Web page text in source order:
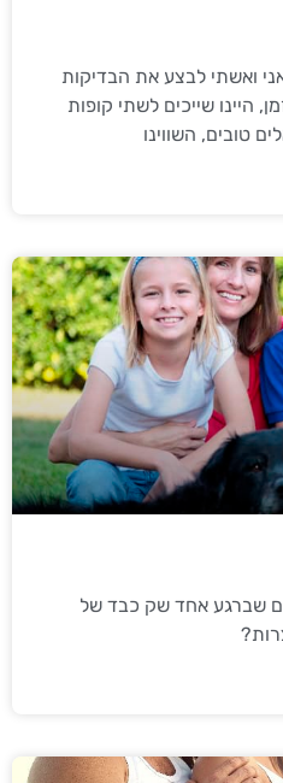
ואשתי לבצע את הבדיקות
היינו שייכים לשתי קופות
טובים, השווינו
שברגע אחד שק כבד של